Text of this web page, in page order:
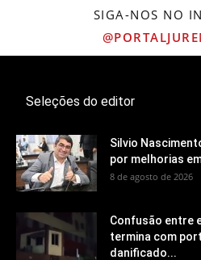
SIGA-NOS NO
Seleções do editor
Silvio
por melhorias
8 de agosto de 2026
Confusão entre
termina com
danificado...